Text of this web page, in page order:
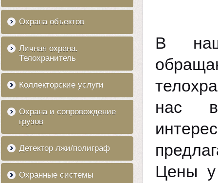
Охрана объектов
Личная охрана.
Телохранитель
Коллекторские услуги
Охрана и сопровождение
грузов
Детектор лжи/полиграф
Охранные системы
В
нас
Цены у